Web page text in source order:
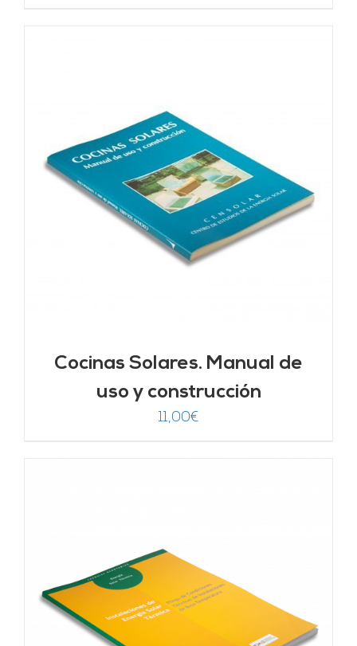
Cocinas Solares. Manual de
uso y construcción
11,00€